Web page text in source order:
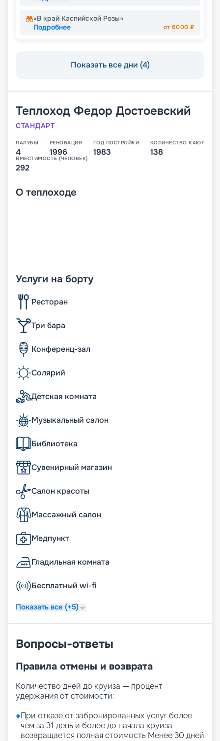
«В край Каспийской Розы»
Подробнее
от6000 ₽
Показать все дни (4)
Теплоход Федор Достоевский
СТАНДАРТ
ПАЛУБЫ
4
РЕНОВАЦИЯ
1996
ГОД ПОСТРОЙКИ
1983
КОЛИЧЕСТВО КАЮТ
138
ВМЕСТИМОСТЬ (ЧЕЛОВЕК)
292
О теплоходе
Услуги на борту
Ресторан
Три бара
Конференц-зал
Солярий
Детская комната
Музыкальный салон
Библиотека
Сувенирный магазин
Салон красоты
Массажный салон
Медпункт
Гладильная комната
Бесплатный wi-fi
Показать все (+5)
Вопросы-ответы
Правила отмены и возврата
Количество дней до круиза — процент
удержания от стоимости:
●При отказе от забронированных услуг более
чем за 31 день и более до начала круиза
возвращается полная стоимость Менее 30 дней